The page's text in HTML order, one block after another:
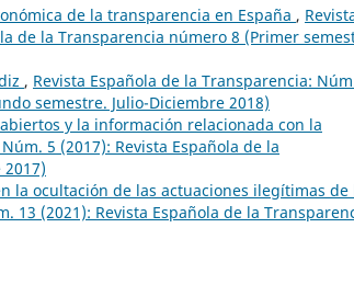
de la transparencia en España ,
de la Transparencia número 8 (Primer
, Revista Española de la Transparencia:
semestre. Julio-Diciembre 2018)
y la información relacionada con la
5 (2017): Revista Española de la
la ocultación de las actuaciones ilegítimas de
13 (2021): Revista Española de la